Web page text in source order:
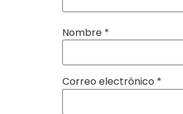
Nombre *
Correo electrónico *